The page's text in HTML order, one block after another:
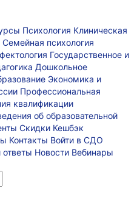
Психология Клиническая
Семейная психология
Государственное и
Дошкольное
Экономика и
Профессиональная
квалификации
об образовательной
Скидки Кешбэк
Контакты Войти в СДО
Новости Вебинары